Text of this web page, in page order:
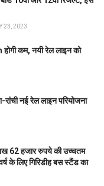
23, 2023
कम, नयी रेल लाइन को
नई रेल लाइन परियोजना
62 हजार रुपये की उच्चतम
के लिए गिरिडीह बस स्टैंड का